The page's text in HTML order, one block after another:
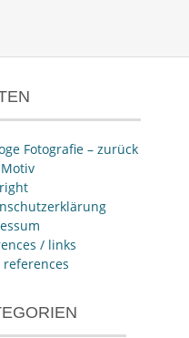
Fotografie – zurück
/ links
references